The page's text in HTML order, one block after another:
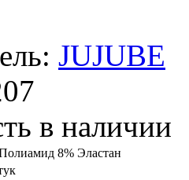
JUJUBE
в наличии
8% Эластан